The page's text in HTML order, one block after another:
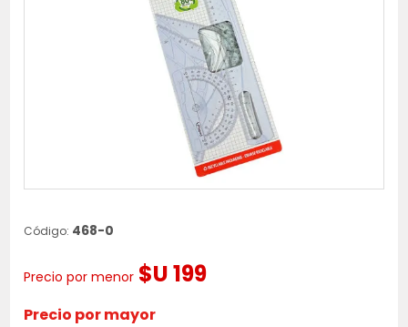
Código: 468-0
Precio por menor $U 199
Precio por mayor